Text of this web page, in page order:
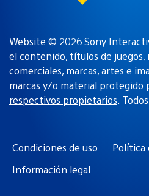
Website © 2026 Sony
el contenido, títulos de juegos,
comerciales, marcas, artes e
marcas y/o material protegido
respectivos propietarios.
Condiciones de uso
Política
Información legal